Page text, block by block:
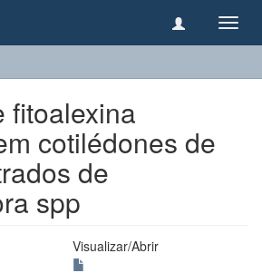
fitoalexina
cotilédones de
de
spp
Visualizar/Abrir